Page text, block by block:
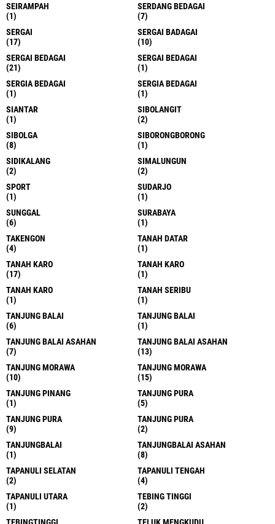
SEIRAMPAH
(1)
SERDANG BEDAGAI
(7)
SERGAI
(17)
SERGAI BADAGAI
(10)
SERGAI BEDAGAI
(21)
SERGAI BEDAGAI
(1)
SERGIA BEDAGAI
(1)
SERGIA BEDAGAI
(1)
SIANTAR
(1)
SIBOLANGIT
(2)
SIBOLGA
(8)
SIBORONGBORONG
(1)
SIDIKALANG
(2)
SIMALUNGUN
(2)
SPORT
(1)
SUDARJO
(1)
SUNGGAL
(6)
SURABAYA
(1)
TAKENGON
(4)
TANAH DATAR
(1)
TANAH KARO
(17)
TANAH KARO
(1)
TANAH KARO
(1)
TANAH SERIBU
(1)
TANJUNG BALAI
(6)
TANJUNG BALAI
(1)
TANJUNG BALAI ASAHAN
(7)
TANJUNG BALAI ASAHAN
(13)
TANJUNG MORAWA
(10)
TANJUNG MORAWA
(15)
TANJUNG PINANG
(1)
TANJUNG PURA
(5)
TANJUNG PURA
(9)
TANJUNG PURA
(2)
TANJUNGBALAI
(1)
TANJUNGBALAI ASAHAN
(8)
TAPANULI SELATAN
(2)
TAPANULI TENGAH
(4)
TAPANULI UTARA
(1)
TEBING TINGGI
(2)